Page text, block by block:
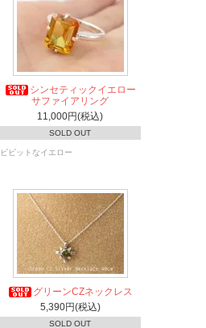
シンセティックイエロー
サファイアリング
11,000円(税込)
SOLD OUT
ビビットなイエロー
グリーンCZネックレス
5,390円(税込)
SOLD OUT